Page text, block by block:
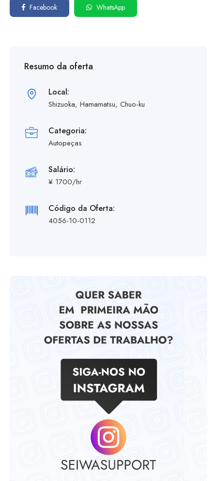
Facebook WhatsApp
Resumo da oferta
Local:
Shizuoka, Hamamatsu, Chuo-ku
Categoria:
Autopeças
Salário:
¥ 1700/hr
Código da Oferta:
4056-10-0112